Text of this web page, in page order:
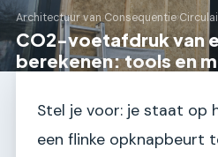
Architectuur van Consequentie›
CO2-voetafdruk van
berekenen: tools en
Stel je voor: je staat op
een flinke opknapbeurt